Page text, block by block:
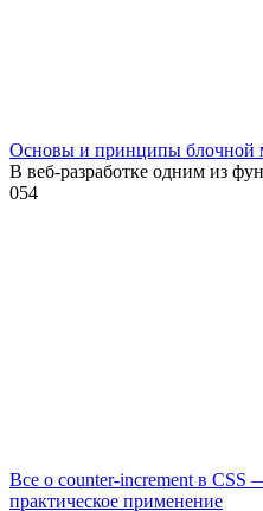
Основы и принципы блочной
В веб-разработке одним из
054
Все о counter-increment в
практическое применение